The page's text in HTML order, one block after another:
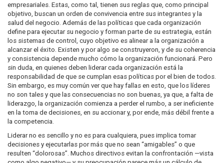
empresariales. Estas, como tal, tienen sus reglas que, como principal
objetivo, buscan un orden de convivencia entre sus integrantes y la
salud del negocio. Además de las políticas que cada organización
define para ejecutar su negocio y forman parte de su estrategia, están
los sistemas de control, cuyo objetivo es alinear a la organización a
alcanzar el éxito. Existen y por algo se construyeron, y de su coherencia
y consistencia depende mucho cómo la organización funcionará. Pero
sin duda, en quienes deben liderar cada organización está la
responsabilidad de que se cumplan esas políticas por el bien de todos.
Sin embargo, es muy común ver que hay fallas en esto, que los líderes
no son tales y que las consecuencias no son buenas, ya que, a falta de
liderazgo, la organización comienza a perder el rumbo, a ser ineficiente
en la toma de decisiones, en su accionar y, por ende, más débil frente a
la competencia.
Liderar no es sencillo y no es para cualquiera, pues implica tomar
decisiones y ejecutarlas por más que no sean “amigables” o que
resulten “dolorosas”. Muchos directivos evitan la confrontación —vista